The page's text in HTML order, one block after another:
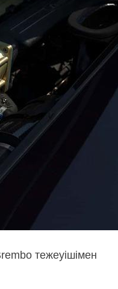
тежеуішімен